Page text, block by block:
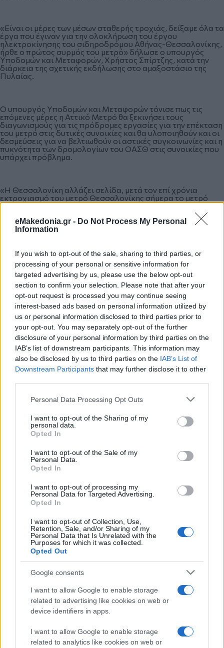
eMakedonia.gr - Do Not Process My Personal
Information
If you wish to opt-out of the sale, sharing to third parties, or
processing of your personal or sensitive information for
targeted advertising by us, please use the below opt-out
section to confirm your selection. Please note that after your
opt-out request is processed you may continue seeing
interest-based ads based on personal information utilized by
us or personal information disclosed to third parties prior to
your opt-out. You may separately opt-out of the further
disclosure of your personal information by third parties on the
IAB’s list of downstream participants. This information may
also be disclosed by us to third parties on the IAB’s List of
Downstream Participants that may further disclose it to other
Please note that this website/app uses one or more Google
not limited to your visit or usage behaviour. You may click to
grant or deny consent to Google and its third-party tags to
use your data for below specified purposes in below Google
consent section.
Personal Data Processing Opt Outs
I want to opt-out of the Sharing of my
personal data.
Opted In
I want to opt-out of the Sale of my
Personal Data.
Opted In
I want to opt-out of processing my
Personal Data for Targeted Advertising.
Opted In
I want to opt-out of Collection, Use,
Retention, Sale, and/or Sharing of my
Personal Data that Is Unrelated with the
Purposes for which it was collected.
Opted Out
Google consents
I want to allow Google to enable storage
related to advertising like cookies on web or
device identifiers in apps.
I want to allow Google to enable storage
related to analytics like cookies on web or
«Είναι οι μέρες των μέσων σταθερής τροχιάς, δείξαμε όλα τα
έργα που έγιναν για την ολοκλήρωση του έργου
ηλεκτροκίνησης του σιδηροδρόμου Αθήνας-Θεσσαλονίκης,
ήρθε ο πρώτος συρμός του μετρό» δήλωσε ο υπουργός
Υποδομών και Μεταφορών, Χρήστος Σπίρτζης, κατά την
διάρκεια της σχετικής εκδήλωσης στο αμαξοστάσιο της
Πυλαίας.
O υπουργός Υποδομών και Μεταφορών τόνισε πως τις
επόμενες μέρες η Αττικό Μετρό θα ξεκινήσει τους
διαγωνισμούς για τις πρόδρομες εργασίες για την επέκταση
του μετρό στις δυτικές συνοικίες και θα υλοποιηθούν και οι
δεσμεύσεις για να βελτιωθούν οι αστικές συγκοινωνίες και η
πυκνότητα των δρομολογίων του ΟΑΣΘ στις συνοικίες που
υπάρχει πρόβλημα.
«Η Θεσσαλονίκη αλλάζει σελίδα, μετά τον επί χρόνια
εκτροχιασμό του μετρό Θεσσαλονίκης σήμερα το μετρό
εντροχιάστηκε. Ο πρώτος συρμός έφτασε στη Θεσσαλονίκη
και μπήκε στις ράγες. Είναι για όλους μια μεγάλη δικαίωση,
και για μας που δουλέψαμε σκληρά αυτά τα 3,5 χρόνια και
που πιστέψαμε ότι η Θεσσαλονίκη αξίζει καλύτερα. Είναι μια
δήλωσε από την πλευρά του ο πρόεδρος της Αττικό Μετρό,
Γιάννης Μυλόπουλος.
*Δημοσιεύθηκε στη "ΜτΚ" στις 19 Μαΐου 2019
Κάνε κλικ και δες περισσότερο emakedonia.grστην
αναζήτηση τηςGoogle
Πρόσθεσέ το στηνGoogle
ΠΟΛΙΤΙΚΗ